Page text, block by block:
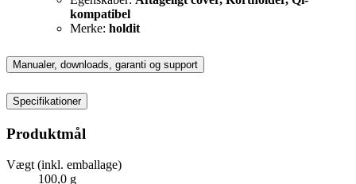
kompatibel
Merke: holdit
Manualer, downloads, garanti og support
Specifikationer
Produktmål
Vægt (inkl. emballage)
100,0 g